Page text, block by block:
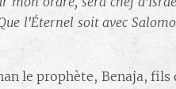
l'Éternel soit avec
le prophète, Benaja,